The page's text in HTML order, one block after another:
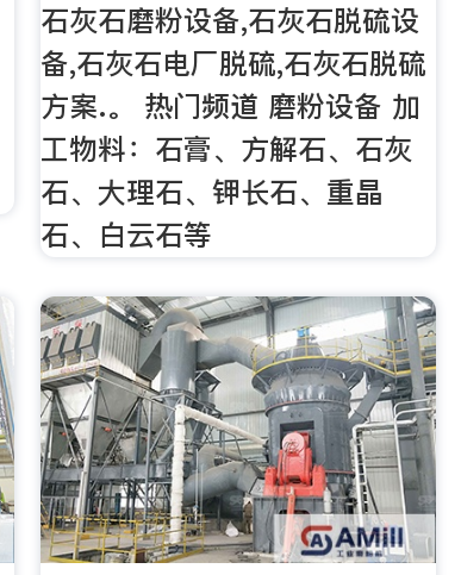
石灰石磨粉设备,石灰石脱硫设
备,石灰石电厂脱硫,石灰石脱硫
方案.。 热门频道 磨粉设备 加
工物料：石膏、方解石、石灰
石、大理石、钾长石、重晶
石、白云石等